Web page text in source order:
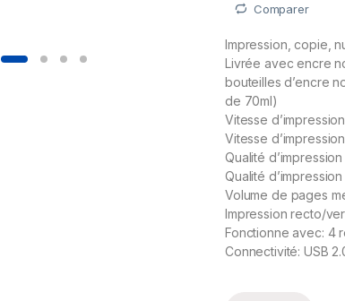
Comparer
Impression, copie,
Livrée avec encre
bouteilles d’encre
de 70ml)
Vitesse
Vitesse
Qualité
Qualité
Volume de pages
Impression recto/
Fonctionne avec: 4
Connectivité: USB